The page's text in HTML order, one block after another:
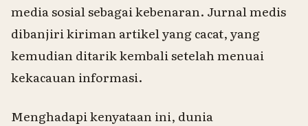
media sosial sebagai kebenaran. Jurnal medis
dibanjiri kiriman artikel yang cacat, yang
kemudian ditarik kembali setelah menuai
kekacauan informasi.
Menghadapi kenyataan ini, dunia